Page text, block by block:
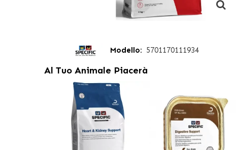
Modello: 5701170111934
Al Tuo Animale Piacerà